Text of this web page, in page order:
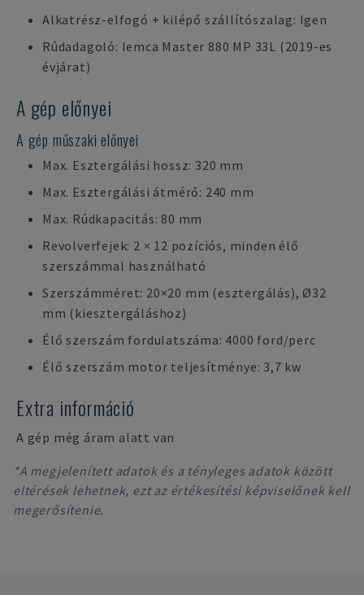
Alkatrész-elfogó + kilépő szállítószalag: Igen
Rúdadagoló: Iemca Master 880 MP 33L (2019-es
évjárat)
A gép előnyei
A gép műszaki előnyei
Max. Esztergálási hossz: 320 mm
Max. Esztergálási átmérő: 240 mm
Max. Rúdkapacitás: 80 mm
Revolverfejek: 2 × 12 pozíciós, minden élő
szerszámmal használható
Szerszámméret: 20×20 mm (esztergálás), Ø32
mm (kiesztergáláshoz)
Élő szerszám fordulatszáma: 4000 ford/perc
Élő szerszám motor teljesítménye: 3,7 kw
Extra információ
A gép még áram alatt van
*A megjelenített adatok és a tényleges adatok között
eltérések lehetnek, ezt az értékesítési képviselőnek kell
megerősítenie.